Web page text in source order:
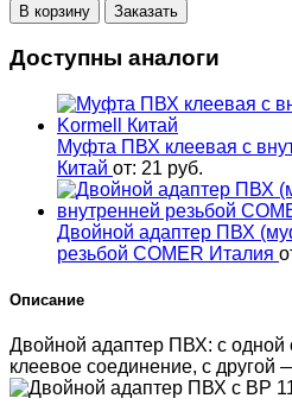
В корзину Заказать
Доступны аналоги
Муфта ПВХ клеевая с
Китай от: 21 руб.
Двойной адаптер ПВХ
резьбой COMER Италия
Описание
Двойной адаптер ПВХ: с одной
клеевое соединение, с другой